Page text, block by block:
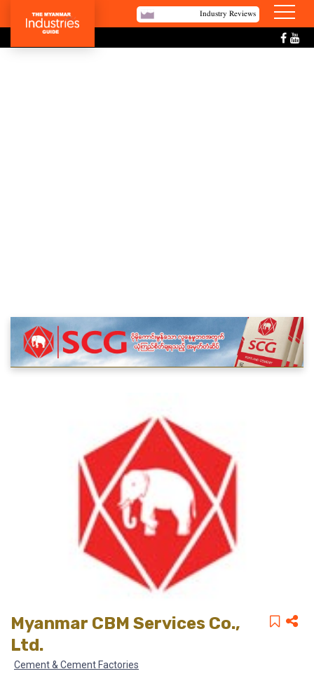
Industry Reviews
Myanmar CBM Services Co.,
Ltd.
Cement & Cement Factories